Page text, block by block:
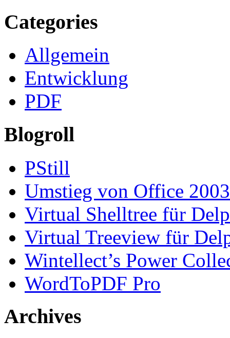
Categories
Allgemein
Entwicklung
PDF
Blogroll
PStill
Umstieg von Office
Virtual Shelltree für
Virtual Treeview für
Wintellect’s Power
WordToPDF Pro
Archives